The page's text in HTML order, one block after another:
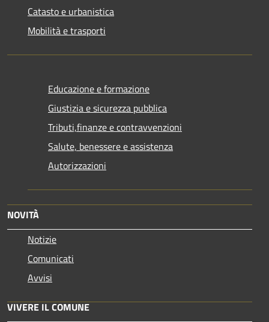
Catasto e urbanistica
Mobilità e trasporti
Educazione e formazione
Giustizia e sicurezza pubblica
Tributi,finanze e contravvenzioni
Salute, benessere e assistenza
Autorizzazioni
NOVITÀ
Notizie
Comunicati
Avvisi
VIVERE IL COMUNE